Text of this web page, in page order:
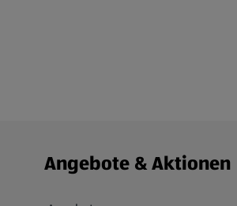
Fußzeilenmenü - weitere Links
Angebote & Aktionen